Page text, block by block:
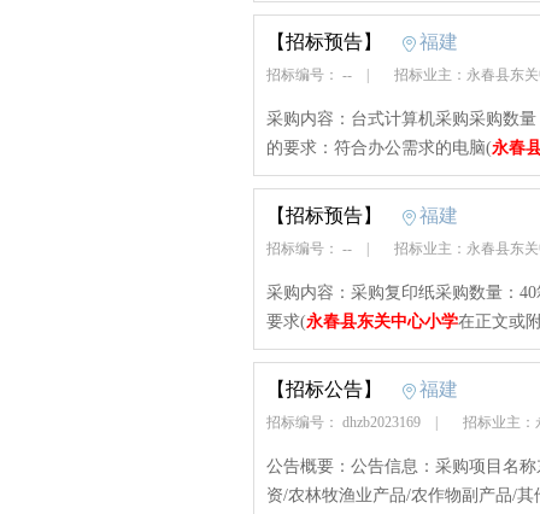
【招标预告】 福建
招标编号： -- 招标业主：永春县东
采购内容：台式计算机采购采购数
的要求：符合办公需求的电脑(永春
【招标预告】 福建
招标编号： -- 招标业主：永春县东
采购内容：采购复印纸采购数量：
要求(永春县东关中心小学在正文或
【招标公告】 福建
招标编号： dhzb2023169 招标业主
公告概要：公告信息：采购项目名
资/农林牧渔业产品/农作物副产品/